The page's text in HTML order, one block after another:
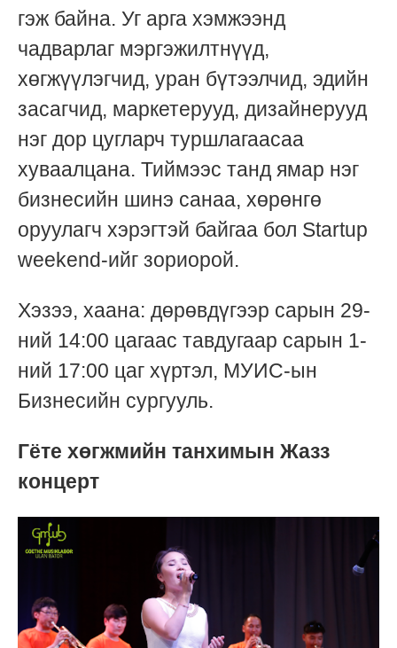
гэж байна. Уг арга хэмжээнд
чадварлаг мэргэжилтнүүд,
хөгжүүлэгчид, уран бүтээлчид, эдийн
засагчид, маркетерууд, дизайнерууд
нэг дор цугларч туршлагаасаа
хуваалцана. Тиймээс танд ямар нэг
бизнесийн шинэ санаа, хөрөнгө
оруулагч хэрэгтэй байгаа бол Startup
weekend-ийг зориорой.
Хэзээ, хаана: дөрөвдүгээр сарын 29-
ний 14:00 цагаас тавдугаар сарын 1-
ний 17:00 цаг хүртэл, МУИС-ын
Бизнесийн сургууль.
Гёте хөгжмийн танхимын Жазз
концерт